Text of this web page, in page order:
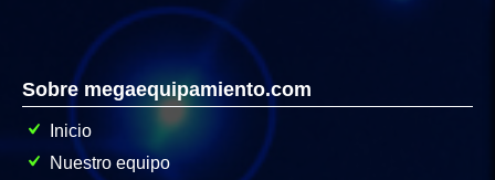
Sobre megaequipamiento.com
Inicio
Nuestro equipo